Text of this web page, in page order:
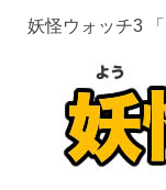
妖怪ウォッチ3